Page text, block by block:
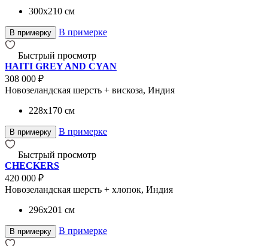
300x210 см
В примерку В примерке
Быстрый просмотр
HAITI GREY AND CYAN
308 000 ₽
Новозеландская шерсть + вискоза, Индия
228x170 см
В примерку В примерке
Быстрый просмотр
CHECKERS
420 000 ₽
Новозеландская шерсть + хлопок, Индия
296x201 см
В примерку В примерке